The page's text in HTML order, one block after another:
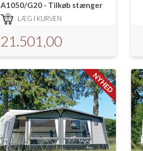
A1050/G20 - Tilkøb stænger
LÆG I KURVEN
21.501,00
NYHED